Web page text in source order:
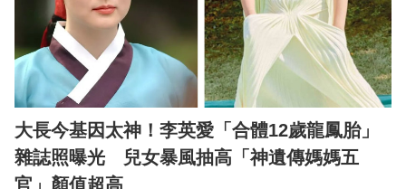
大長今基因太神！李英愛「合體12歲龍鳳胎」
雜誌照曝光 兒女暴風抽高「神遺傳媽媽五
官」顏值超高